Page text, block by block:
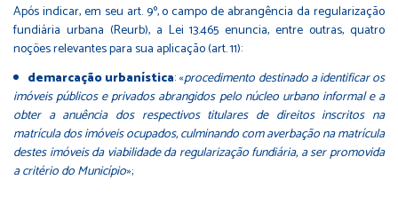
Após indicar, em seu art. 9º, o campo de abrangência da regularização
fundiária urbana (Reurb), a Lei 13.465 enuncia, entre outras, quatro
noções relevantes para sua aplicação (art. 11):
demarcação urbanística: «procedimento destinado a identificar os
imóveis públicos e privados abrangidos pelo núcleo urbano informal e a
obter a anuência dos respectivos titulares de direitos inscritos na
matrícula dos imóveis ocupados, culminando com averbação na matrícula
destes imóveis da viabilidade da regularização fundiária, a ser promovida
a critério do Município»;